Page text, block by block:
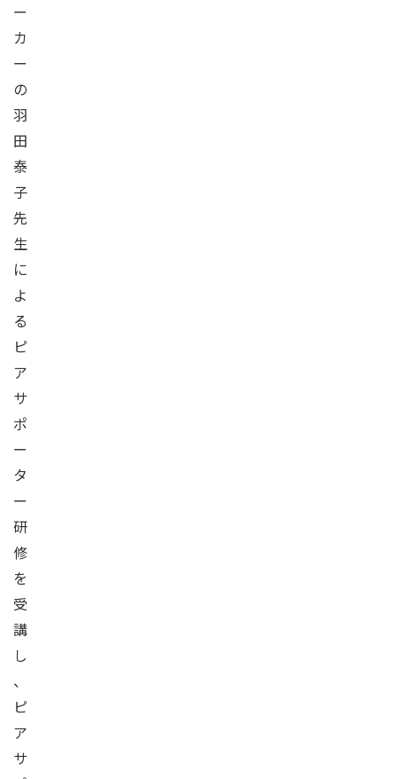
ー
カ
ー
の
羽
田
泰
子
先
生
に
よ
る
ピ
ア
サ
ポ
ー
タ
ー
研
修
を
受
講
し
、
ピ
ア
サ